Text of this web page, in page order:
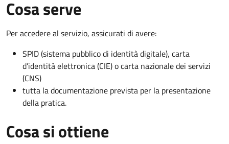
Cosa serve
Per accedere al servizio, assicurati di avere:
SPID (sistema pubblico di identità digitale), carta
d’identità elettronica (CIE) o carta nazionale dei servizi
(CNS)
tutta la documentazione prevista per la presentazione
della pratica.
Cosa si ottiene